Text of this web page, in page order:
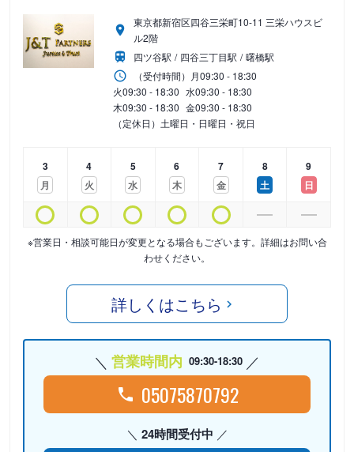
東京都新宿区四谷三栄町10-11 三栄ハウスビ
ル2階
四ツ谷駅
四谷三丁目駅
曙橋駅
（受付時間） 月09:30 - 18:30
火09:30 - 18:30 水09:30 - 18:30
木09:30 - 18:30 金09:30 - 18:30
（定休日）土曜日・日曜日・祝日
3
月
4
火
5
水
6
木
7
金
8
土
9
日
※営業日・相談可能日が変更となる場合もございます。詳細はお問い合
わせください。
詳しくはこちら
営業時間内 09:30-18:30
05075870792
24時間受付中